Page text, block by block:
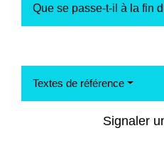
Que se passe-t-il à la fin
Textes de référence
Signaler